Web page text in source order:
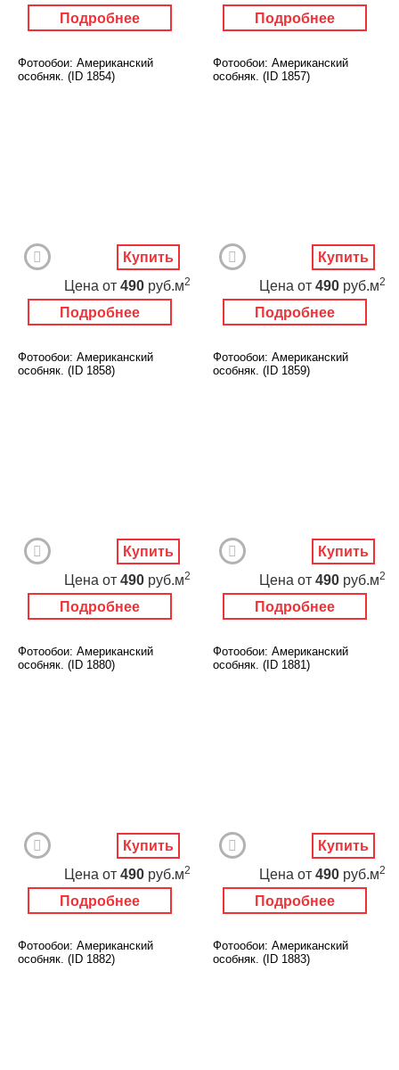
Подробнее Подробнее
Фотообои: Американский
особняк. (ID 1854)
Подробнее
Цена от 490 руб.м2
Купить
Фотообои: Американский
особняк. (ID 1857)
Подробнее
Цена от 490 руб.м2
Купить
Фотообои: Американский
особняк. (ID 1858)
Подробнее
Цена от 490 руб.м2
Купить
Фотообои: Американский
особняк. (ID 1859)
Подробнее
Цена от 490 руб.м2
Купить
Фотообои: Американский
особняк. (ID 1880)
Подробнее
Цена от 490 руб.м2
Купить
Фотообои: Американский
особняк. (ID 1881)
Подробнее
Цена от 490 руб.м2
Купить
Фотообои: Американский
особняк. (ID 1882)
Фотообои: Американский
особняк. (ID 1883)